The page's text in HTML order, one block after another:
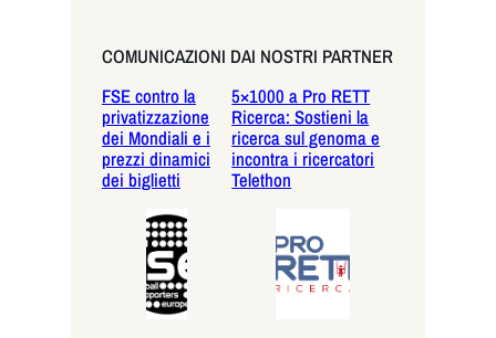
r
h
COMUNICAZIONI DAI NOSTRI PARTNER
FSE contro la
privatizzazione
dei Mondiali e i
prezzi dinamici
dei biglietti
5×1000 a Pro RETT
Ricerca: Sostieni la
ricerca sul genoma e
incontra i ricercatori
Telethon